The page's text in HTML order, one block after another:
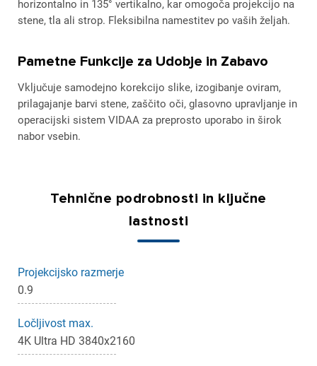
horizontalno in 135° vertikalno, kar omogoča projekcijo na
stene, tla ali strop. Fleksibilna namestitev po vaših željah.
Pametne Funkcije za Udobje in Zabavo
Vključuje samodejno korekcijo slike, izogibanje oviram,
prilagajanje barvi stene, zaščito oči, glasovno upravljanje in
operacijski sistem VIDAA za preprosto uporabo in širok
nabor vsebin.
Tehnične podrobnosti in ključne
lastnosti
Projekcijsko razmerje
0.9
Ločljivost max.
4K Ultra HD 3840x2160